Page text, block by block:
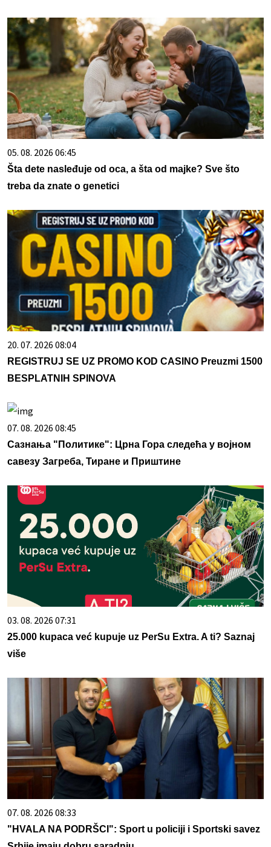
05. 08. 2026 06:45
Šta dete nasleđuje od oca, a šta od majke? Sve što
treba da znate o genetici
20. 07. 2026 08:04
REGISTRUJ SE UZ PROMO KOD CASINO Preuzmi 1500
BESPLATNIH SPINOVA
07. 08. 2026 08:45
Сазнања "Политике": Црна Гора следећа у војном
савезу Загреба, Тиране и Приштине
03. 08. 2026 07:31
25.000 kupaca već kupuje uz PerSu Extra. A ti? Saznaj
više
07. 08. 2026 08:33
"HVALA NA PODRŠCI": Sport u policiji i Sportski savez